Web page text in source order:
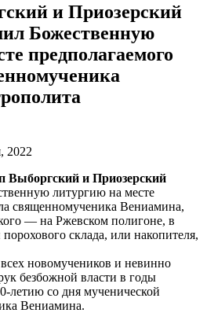
и Приозерский
Божественную
предполагаемого
2022
Выборгский и Приозерский
литургию на месте
священномученика Вениамина,
— на Ржевском полигоне, в
склада, или накопителя,
новомучеников и невинно
безбожной власти в годы
летию со дня мученической
Вениамина.